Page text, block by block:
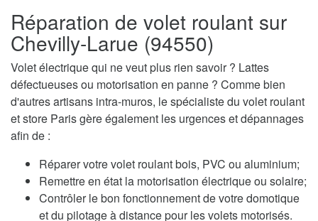
Réparation de volet roulant sur
Chevilly-Larue (94550)
Volet électrique qui ne veut plus rien savoir ? Lattes
défectueuses ou motorisation en panne ? Comme bien
d'autres artisans intra-muros, le spécialiste du volet roulant
et store Paris gère également les urgences et dépannages
afin de :
Réparer votre volet roulant bois, PVC ou aluminium;
Remettre en état la motorisation électrique ou solaire;
Contrôler le bon fonctionnement de votre domotique
et du pilotage à distance pour les volets motorisés.